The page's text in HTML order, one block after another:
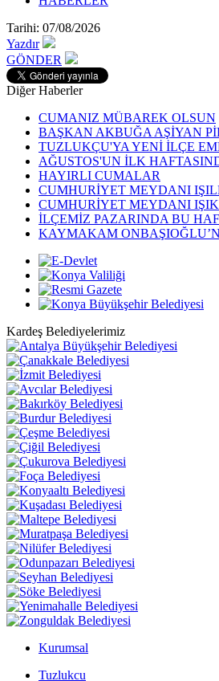
Tarihi: 07/08/2026
Yazdır
GÖNDER
Diğer Haberler
CUMANIZ MÜBAREK OLSUN
BAŞKAN AKBUĞA AŞİYAN
TUZLUKÇU'YA YENİ İLÇE
AĞUSTOS'UN İLK
HAYIRLI CUMALAR
CUMHURİYET MEYDANI
CUMHURİYET MEYDANI
İLÇEMİZ PAZARINDA BU
KAYMAKAM
Kardeş Belediyelerimiz
Kurumsal
Tuzlukcu